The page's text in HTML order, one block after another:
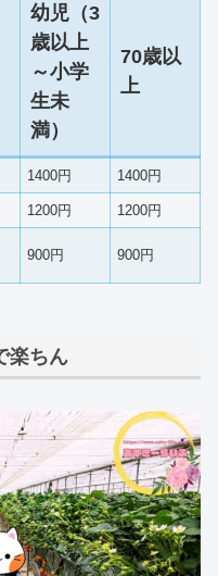
幼児（3
歳以上
～小学
生未
満）
70歳以
上
1400円 1400円
1200円 1200円
900円 900円
楽ちん